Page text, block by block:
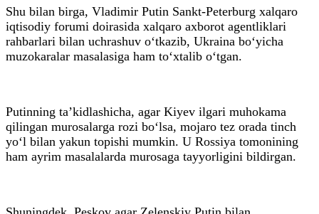
Shu bilan birga, Vladimir Putin Sankt-Peterburg xalqaro
iqtisodiy forumi doirasida xalqaro axborot agentliklari
rahbarlari bilan uchrashuv o‘tkazib, Ukraina bo‘yicha
muzokaralar masalasiga ham to‘xtalib o‘tgan.
Putinning ta’kidlashicha, agar Kiyev ilgari muhokama
qilingan murosalarga rozi bo‘lsa, mojaro tez orada tinch
yo‘l bilan yakun topishi mumkin. U Rossiya tomonining
ham ayrim masalalarda murosaga tayyorligini bildirgan.